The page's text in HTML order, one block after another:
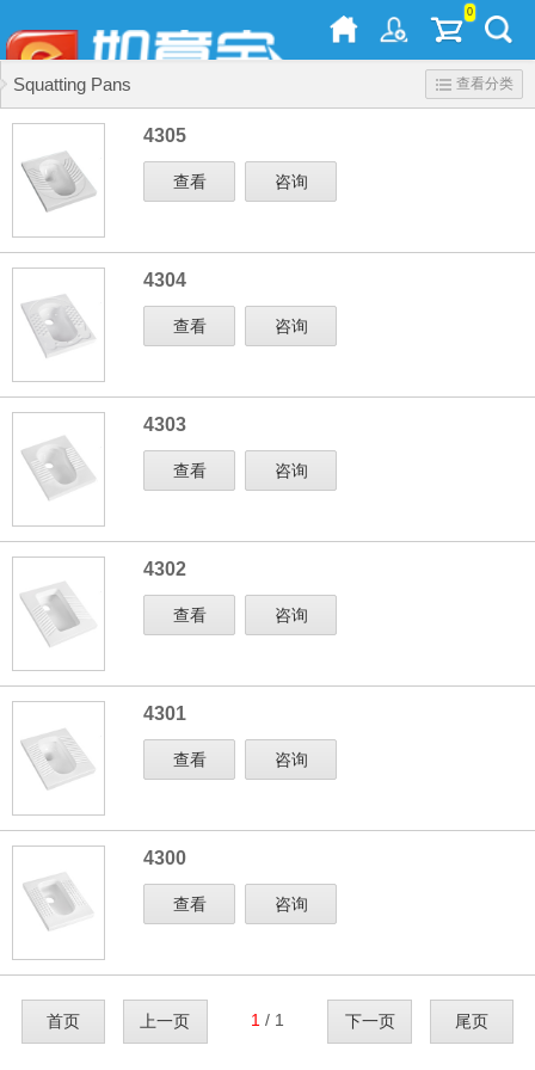
0
Squatting Pans 查看分类
4305
查看 咨询
4304
查看 咨询
4303
查看 咨询
4302
查看 咨询
4301
查看 咨询
4300
查看 咨询
首页 上一页 1 / 1 下一页 尾页